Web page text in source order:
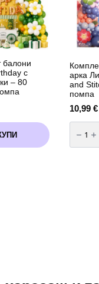
балони
с
– 80
арка
and
помпа
10,99 €
за
балони